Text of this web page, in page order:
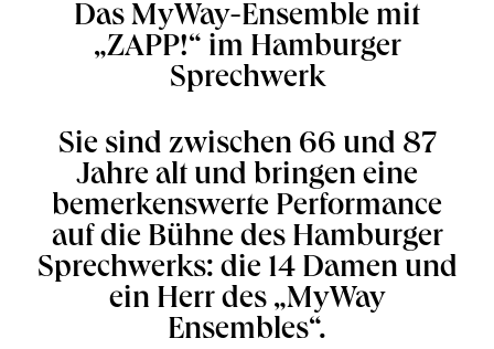
Das MyWay-Ensemble mit
„ZAPP!“ im Hamburger
Sprechwerk
Sie sind zwischen 66 und 87
Jahre alt und bringen eine
bemerkenswerte Performance
auf die Bühne des Hamburger
Sprechwerks: die 14 Damen und
ein Herr des „MyWay
Ensembles“.